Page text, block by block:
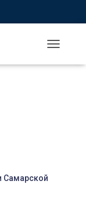
O
Самарской